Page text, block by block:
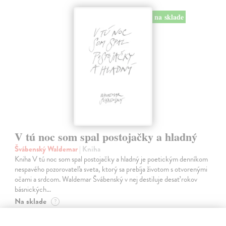
na sklade
V tú noc som spal postojačky a hladný
Švábenský Waldemar| Kniha
Kniha V tú noc som spal postojačky a hladný je poetickým denníkom
nespavého pozorovateľa sveta, ktorý sa prebíja životom s otvorenými
očami a srdcom. Waldemar Švábenský v nej destiluje desať rokov
básnických…
Na sklade ?